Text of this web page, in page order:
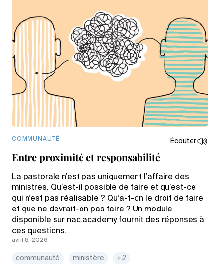
COMMUNAUTÉ Écouter
Entre proximité et responsabilité
La pastorale n’est pas uniquement l’affaire des
ministres. Qu’est-il possible de faire et qu’est-ce
qui n’est pas réalisable ? Qu’a-t-on le droit de faire
et que ne devrait-on pas faire ? Un module
disponible sur nac.academy fournit des réponses à
ces questions.
avril 8, 2026
communauté ministère +2